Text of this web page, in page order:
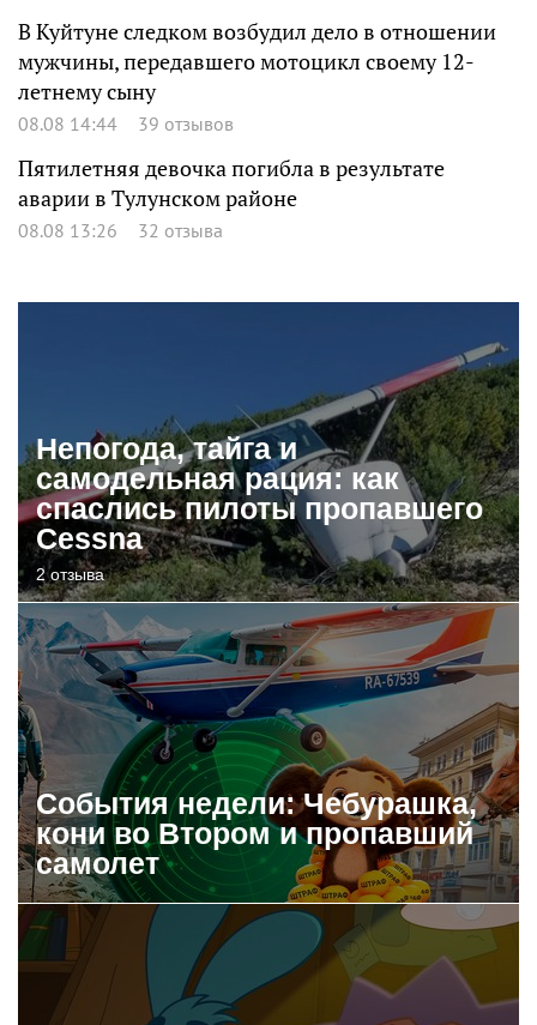
В Куйтуне следком возбудил дело в отношении
мужчины, передавшего мотоцикл своему 12-
летнему сыну
08.08 14:44 39 отзывов
Пятилетняя девочка погибла в результате
аварии в Тулунском районе
08.08 13:26 32 отзыва
Непогода, тайга и
самодельная рация: как
спаслись пилоты пропавшего
Cessna
2 отзыва
События недели: Чебурашка,
кони во Втором и пропавший
самолет